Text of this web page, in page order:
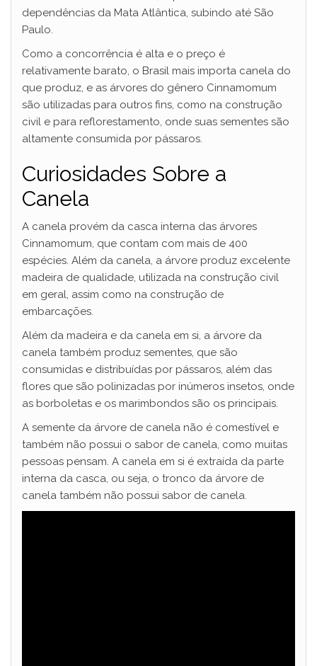
dependências da Mata Atlântica, subindo até São
Paulo.
Como a concorrência é alta e o preço é
relativamente barato, o Brasil mais importa canela do
que produz, e as árvores do gênero Cinnamomum
são utilizadas para outros fins, como na construção
civil e para reflorestamento, onde suas sementes são
altamente consumida por pássaros.
Curiosidades Sobre a
Canela
A canela provém da casca interna das árvores
Cinnamomum, que contam com mais de 400
espécies. Além da canela, a árvore produz excelente
madeira de qualidade, utilizada na construção civil
em geral, assim como na construção de
embarcações.
Além da madeira e da canela em si, a árvore da
canela também produz sementes, que são
consumidas e distribuídas por pássaros, além das
flores que são polinizadas por inúmeros insetos, onde
as borboletas e os marimbondos são os principais.
A semente da árvore de canela não é comestível e
também não possui o sabor de canela, como muitas
pessoas pensam. A canela em si é extraída da parte
interna da casca, ou seja, o tronco da árvore de
canela também não possui sabor de canela.